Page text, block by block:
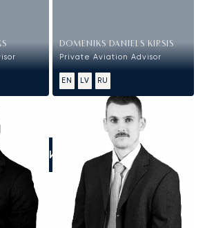
DOMENIKS DANIELS KIRSIS
Private Aviation Advisor
EN LV RU
НАМ